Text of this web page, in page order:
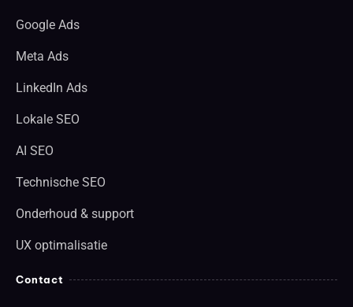
Google Ads
Meta Ads
LinkedIn Ads
Lokale SEO
AI SEO
Technische SEO
Onderhoud & support
UX optimalisatie
Contact